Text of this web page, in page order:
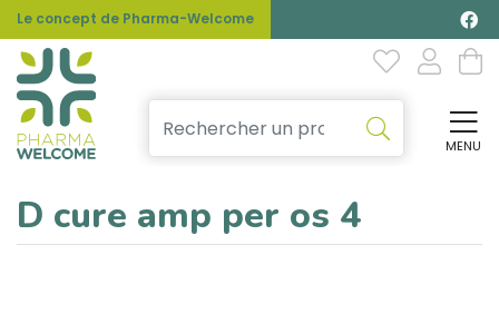
Le concept de Pharma-Welcome
MENU
D cure amp per os 4